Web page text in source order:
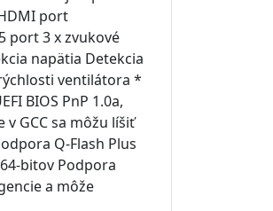
port
port 3 x zvukové
napätia Detekcia
ventilátora *
BIOS PnP 1.0a,
v GCC sa môžu líšiť
Q-Flash Plus
bitov Podpora
a môže